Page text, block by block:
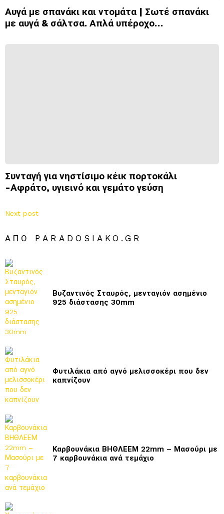
Αυγά με σπανάκι και ντομάτα | Σωτέ σπανάκι
με αυγά & σάλτσα. Απλά υπέροχο…
Συνταγή για νηστίσιμο κέικ πορτοκάλι
-Αφράτο, υγιεινό και γεμάτο γεύση
Next post
ΑΠΌ PARADOSIAKO.GR
Βυζαντινός Σταυρός, μενταγιόν ασημένιο
925 διάστασης 30mm
Φυτιλάκια από αγνό μελισσοκέρι που δεν
καπνίζουν
Καρβουνάκια ΒΗΘΛΕΕΜ 22mm – Μασούρι με
7 καρβουνάκια ανά τεμάχιο